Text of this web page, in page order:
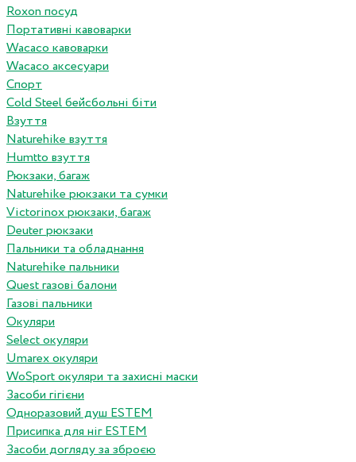
Roxon посуд
Портативні кавоварки
Wacaco кавоварки
Wacaco аксесуари
Спорт
Cold Steel бейсбольні біти
Взуття
Naturehike взуття
Humtto взуття
Рюкзаки, багаж
Naturehike рюкзаки та сумки
Victorinox рюкзаки, багаж
Deuter рюкзаки
Пальники та обладнання
Naturehike пальники
Quest газові балони
Газові пальники
Окуляри
Select окуляри
Umarex окуляри
WoSport окуляри та захисні маски
Засоби гігієни
Одноразовий душ ESTEM
Присипка для ніг ESTEM
Засоби догляду за зброєю